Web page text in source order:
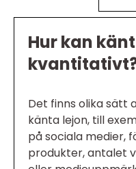
Hur kan
Det finns olika sätt
känta lejon, till
på sociala medier,
produkter, antalet